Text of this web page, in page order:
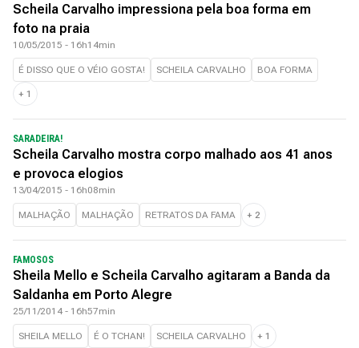
Scheila Carvalho impressiona pela boa forma em
foto na praia
10/05/2015 - 16h14min
É DISSO QUE O VÉIO GOSTA! SCHEILA CARVALHO BOA FORMA
+ 1
SARADEIRA!
Scheila Carvalho mostra corpo malhado aos 41 anos
e provoca elogios
13/04/2015 - 16h08min
MALHAÇÃO MALHAÇÃO RETRATOS DA FAMA + 2
FAMOSOS
Sheila Mello e Scheila Carvalho agitaram a Banda da
Saldanha em Porto Alegre
25/11/2014 - 16h57min
SHEILA MELLO É O TCHAN! SCHEILA CARVALHO + 1